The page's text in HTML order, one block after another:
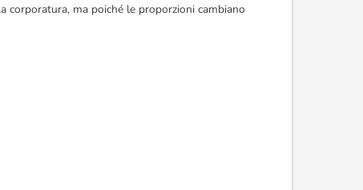
corporatura, ma poiché le proporzioni cambiano